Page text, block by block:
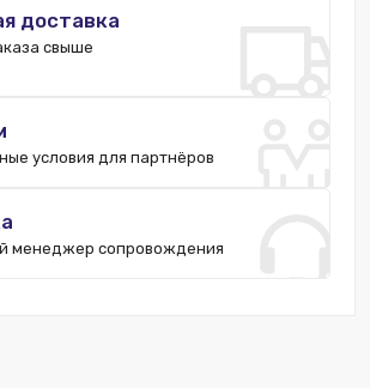
19 шт.
доставка
свыше
условия для партнёров
менеджер сопровождения